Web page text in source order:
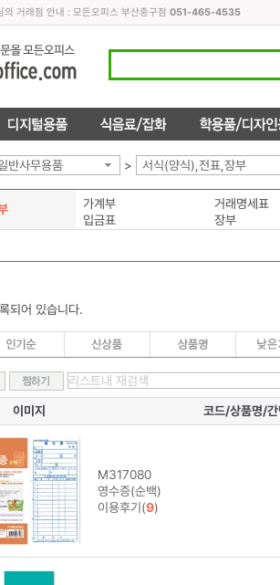
의 거래점 안내 : 모든오피스 부산중구점 051-465-4535
반사무용품 > 서식(양식),전표,장부
가계부
거래명세표
입금표
장부
되어 있습니다.
이미지 코드/상품명/간
M317080
영수증(순백)
이용후기(9)